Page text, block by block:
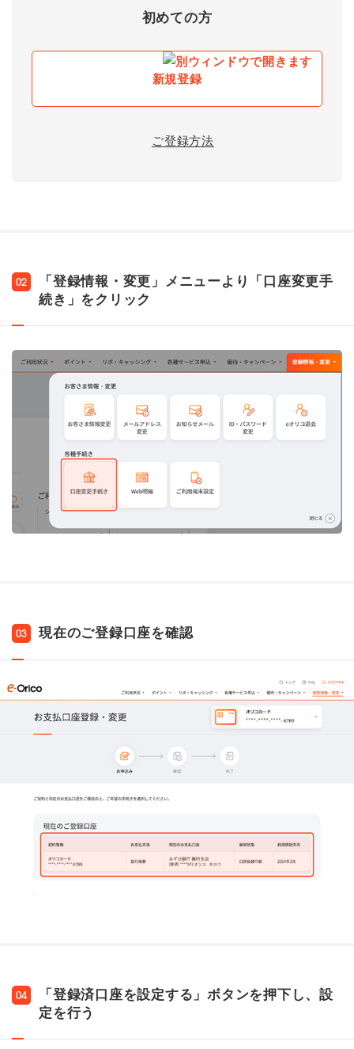
初めての方
新規登録
ご登録方法
02
「登録情報・変更」メニューより「口座変更手
続き」をクリック
03 現在のご登録口座を確認
04
「登録済口座を設定する」ボタンを押下し、設
定を行う